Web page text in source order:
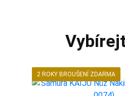
2 ROKY BROUŠENÍ ZDARMA